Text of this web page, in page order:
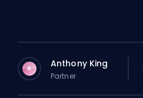
A Anthony King
Partner